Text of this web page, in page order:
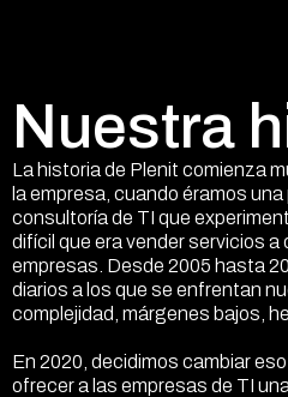
Nuestra
La historia de Plenit comienza
la empresa, cuando éramos
consultoría de TI que
difícil que era vender servicios
empresas. Desde 2005 hasta
diarios a los que se enfrentan
complejidad, márgenes bajos,
En 2020, decidimos cambiar
ofrecer a las empresas de TI